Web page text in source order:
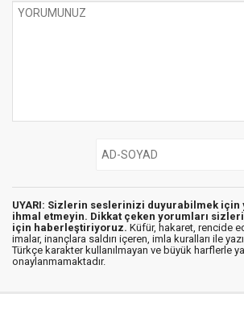
UYARI: Sizlerin seslerinizi duyurabilmek için
ihmal etmeyin. Dikkat çeken yorumları
için haberleştiriyoruz. Küfür, hakaret, rencide
imalar, inançlara saldırı içeren, imla kuralları ile
Türkçe karakter kullanılmayan ve büyük harflerle
onaylanmamaktadır.